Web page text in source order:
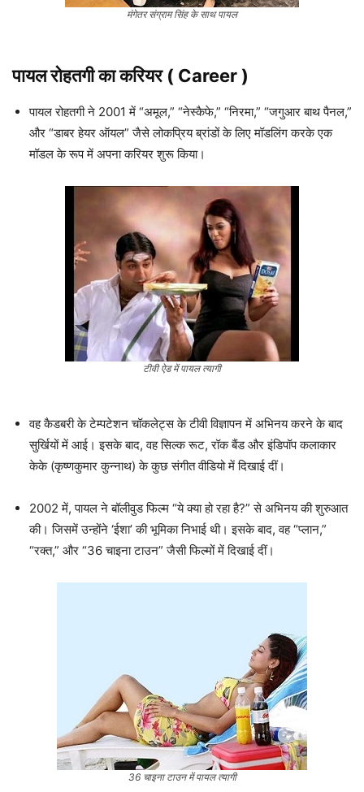
मंगेतर संग्राम सिंह के साथ पायल
पायल रोहतगी का करियर ( Career )
पायल रोहतगी ने 2001 में “अमूल,” “नेस्कैफे,” “निरमा,” “जगुआर बाथ पैनल,”
और “डाबर हेयर ऑयल” जैसे लोकप्रिय ब्रांडों के लिए मॉडलिंग करके एक
मॉडल के रूप में अपना करियर शुरू किया।
टीवी ऐड में पायल त्यागी
वह कैडबरी के टेम्पटेशन चॉकलेट्स के टीवी विज्ञापन में अभिनय करने के बाद
सुर्खियों में आई। इसके बाद, वह सिल्क रूट, रॉक बैंड और इंडिपॉप कलाकार
केके (कृष्णकुमार कुन्नाथ) के कुछ संगीत वीडियो में दिखाई दीं।
2002 में, पायल ने बॉलीवुड फिल्म “ये क्या हो रहा है?” से अभिनय की शुरुआत
की। जिसमें उन्होंने ‘ईशा’ की भूमिका निभाई थी। इसके बाद, वह “प्लान,”
“रक्त,” और “36 चाइना टाउन” जैसी फिल्मों में दिखाई दीं।
36 चाइना टाउन में पायल त्यागी